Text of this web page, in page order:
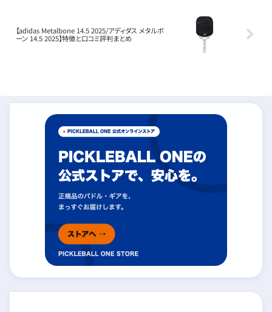
【adidas Metalbone 14.5 2025/アディダス メタルボ
ーン 14.5 2025】特徴と口コミ評判まとめ